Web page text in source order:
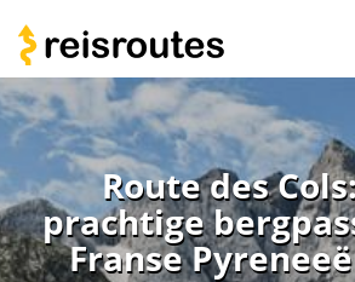
Route des
prachtige
Franse